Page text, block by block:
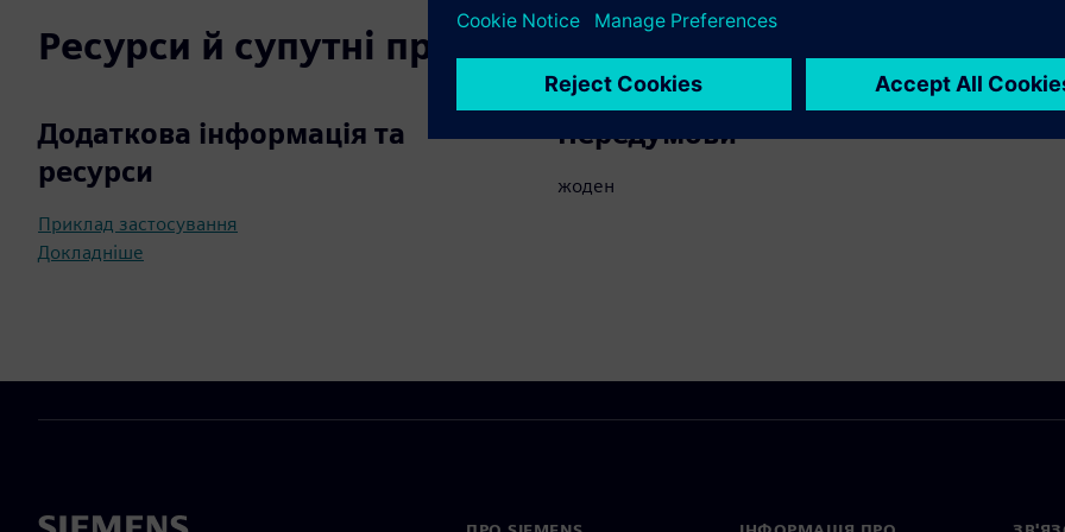
Ресурси й супутні продукти
Додаткова інформація та
ресурси
Приклад застосування
Докладніше
Передумови
жоден